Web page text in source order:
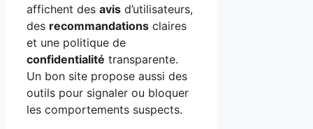
affichent des avis d’utilisateurs,
des recommandations claires
et une politique de
confidentialité transparente.
Un bon site propose aussi des
outils pour signaler ou bloquer
les comportements suspects.